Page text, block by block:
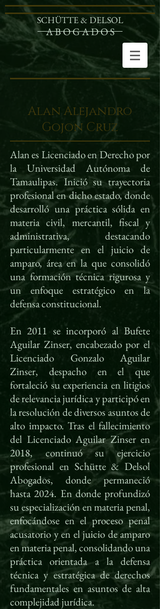
A B O G A D O S
SCHÜTTE & DELSOL
Alan Alejandro
Gojon Cruz
Alan es Licenciado en Derecho por
la Universidad Autónoma de
Tamaulipas. Inició su trayectoria
profesional en dicho estado, donde
desarrolló una práctica sólida en
materia civil, mercantil, fiscal y
administrativa, destacando
particularmente en el juicio de
amparo, área en la que consolidó
una formación técnica rigurosa y
un enfoque estratégico en la
defensa constitucional.
En 2011 se incorporó al Bufete
Aguilar Zinser, encabezado por el
Licenciado Gonzalo Aguilar
Zinser, despacho en el que
fortaleció su experiencia en litigios
de relevancia jurídica y participó en
la resolución de diversos asuntos de
alto impacto. Tras el fallecimiento
del Licenciado Aguilar Zinser en
2018, continuó su ejercicio
profesional en Schütte & Delsol
Abogados, donde permaneció
hasta 2024. En donde profundizó
su especialización en materia penal,
enfocándose en el proceso penal
acusatorio y en el juicio de amparo
en materia penal, consolidando una
práctica orientada a la defensa
técnica y estratégica de derechos
fundamentales en asuntos de alta
complejidad jurídica.